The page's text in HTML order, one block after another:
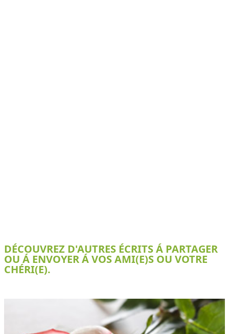
DÉCOUVREZ D'AUTRES ÉCRITS Á PARTAGER
OU Á ENVOYER Á VOS AMI(E)S OU VOTRE
CHÉRI(E).